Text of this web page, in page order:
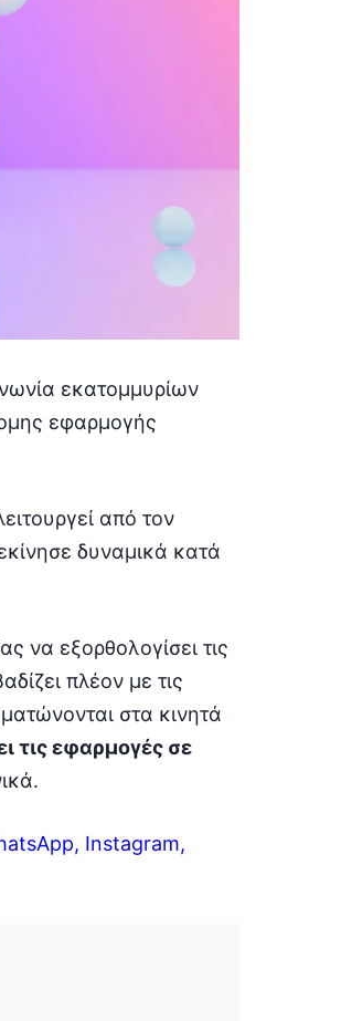
εκατομμυρίων
εφαρμογής
από τον
δυναμικά κατά
να εξορθολογίσει τις
πλέον με τις
στα κινητά
τις εφαρμογές σε
Instagram,